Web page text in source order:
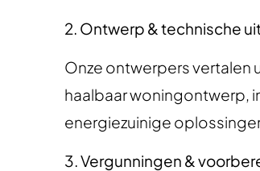
2. Ontwerp & technische
Onze ontwerpers vertalen
haalbaar woningontwerp,
energiezuinige
3. Vergunningen &